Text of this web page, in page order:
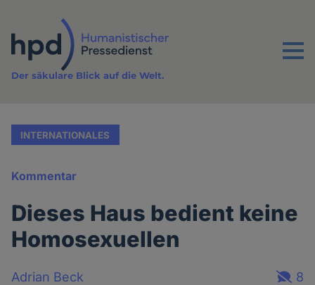
Inhalt
Menu
Der säkulare Blick auf die Welt.
INTERNATIONALES
Kommentar
Dieses Haus bedient keine
Homosexuellen
Adrian Beck
8